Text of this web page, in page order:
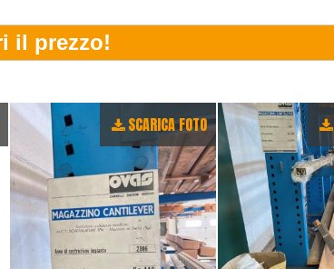
SCARICA FOTO